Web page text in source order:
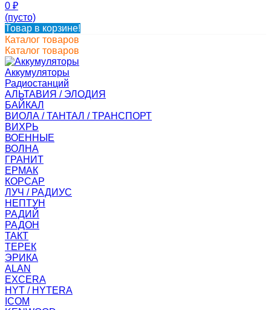
0 ₽
(пусто)
Товар в корзине!
Каталог товаров
Каталог товаров
Аккумуляторы
Радиостанций
АЛЬТАВИЯ / ЭЛОДИЯ
БАЙКАЛ
ВИОЛА / ТАНТАЛ / ТРАНСПОРТ
ВИХРЬ
ВОЕННЫЕ
ВОЛНА
ГРАНИТ
ЕРМАК
КОРСАР
ЛУЧ / РАДИУС
НЕПТУН
РАДИЙ
РАДОН
ТАКТ
ТЕРЕК
ЭРИКА
ALAN
EXCERA
HYT / HYTERA
ICOM